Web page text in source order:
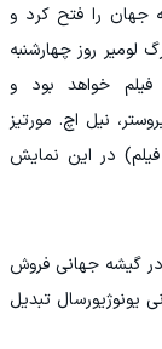
جهان را فتح کرد و
لومیر روز چهارشنبه
این فیلم خواهد بود و
نیل اچ. مورتیز
فیلم) در این نمایش
بیش از ۷ میلیارد دلار در گیشه جهانی فروش
یونوژیورسال تبدیل